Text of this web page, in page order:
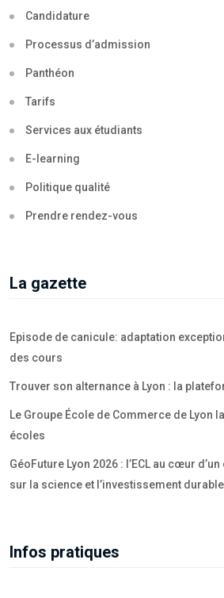
Candidature
Processus d’admission
Panthéon
Tarifs
Services aux étudiants
E-learning
Politique qualité
Prendre rendez-vous
La gazette
Episode de canicule: adaptation
des cours
Trouver son alternance à Lyon : la
Le Groupe École de Commerce de Lyon
écoles
GéoFuture Lyon 2026 : l’ECL au cœur
sur la science et l’investissement durable
Infos pratiques